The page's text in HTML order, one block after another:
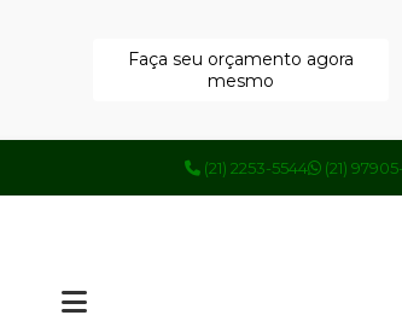
Faça seu orçamento agora
mesmo
(21) 2253-5544 (21)